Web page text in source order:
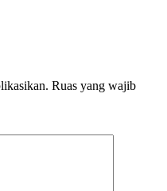
Ruas yang wajib